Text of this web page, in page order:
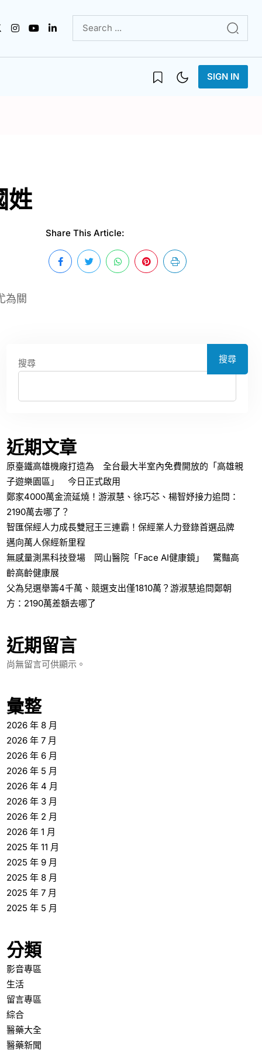
SIGN IN
姓
為關
Share This Article:
搜尋 搜尋
近期文章
原臺鐵高雄機廠打造為 全台最大半室內免費開放的「高雄親
子遊樂園區」 今日正式啟用
鄭家4000萬金流延燒！游淑慧、徐巧芯、楊智妤接力追問：
2190萬去哪了？
智匯保經人力成長雙冠王三連霸！保經業人力登錄首選品牌
邁向萬人保經新里程
無感量測黑科技登場 岡山醫院「Face AI健康鏡」 驚豔高
齡高齡健康展
父為兒選舉籌4千萬、競選支出僅1810萬？游淑慧追問鄭朝
方：2190萬差額去哪了
近期留言
尚無留言可供顯示。
彙整
2026 年 8 月
2026 年 7 月
2026 年 6 月
2026 年 5 月
2026 年 4 月
2026 年 3 月
2026 年 2 月
2026 年 1 月
2025 年 11 月
2025 年 9 月
2025 年 8 月
2025 年 7 月
2025 年 5 月
分類
影音專區
生活
留言專區
綜合
醫藥大全
醫藥新聞